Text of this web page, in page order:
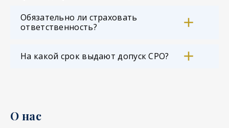
Обязательно ли страховать
ответственность?
На какой срок выдают допуск СРО?
О нас